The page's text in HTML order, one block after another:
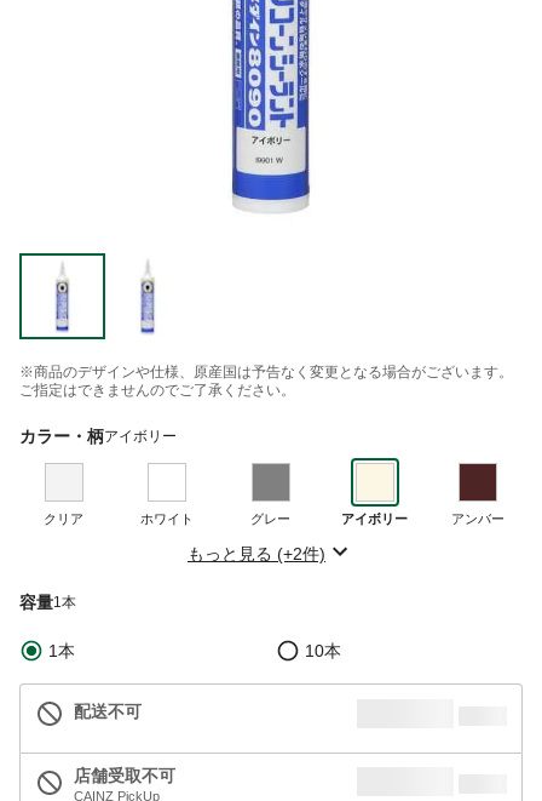
※商品のデザインや仕様、原産国は予告なく変更となる場合がございます。
ご指定はできませんのでご了承ください。
カラー・柄アイボリー
クリア ホワイト グレー アイボリー アンバー
もっと見る (+2件)
容量1本
1本 10本
配送不可
店舗受取不可
CAINZ PickUp